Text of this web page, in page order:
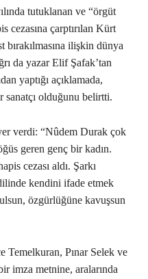
tutuklanan ve “örgüt
cezasına çarptırılan Kürt
bırakılmasına ilişkin dünya
da yazar Elif Şafak’tan
yaptığı açıklamada,
sanatçı olduğunu belirtti.
verdi: “Nûdem Durak çok
geren genç bir kadın.
cezası aldı. Şarkı
kendini ifade etmek
özgürlüğüne kavuşsun
Temelkuran, Pınar Selek ve
imza metnine, aralarında